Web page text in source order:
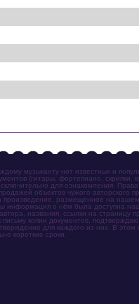
музыканту нот известных и
(гитары, фортепиано, скрипки,
для ознакомления.
объектов чужого авторского
произведение, размещенное на
информация о нём была доступна
названия, ссылки на страницу
копии документов,
для каждого из них. В этом
короткие сроки.